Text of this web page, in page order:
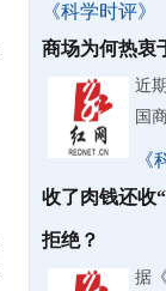
《科学时评》
商场为何热衷
近
国
《
收了肉钱还收
拒绝？
据